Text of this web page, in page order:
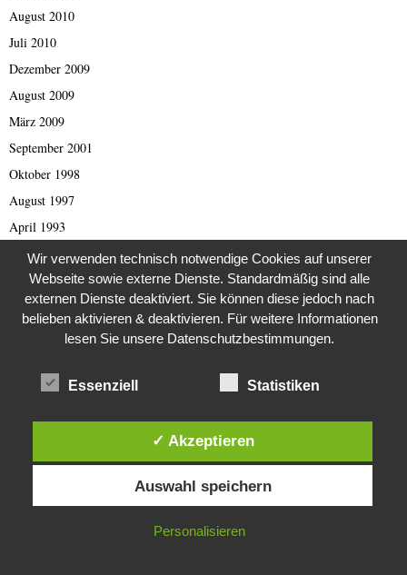
August 2010
Juli 2010
Dezember 2009
August 2009
März 2009
September 2001
Oktober 1998
August 1997
April 1993
Februar 1993
September 1989
Juli 1988
August 1984
Dezember 1981
Diese Website verwendet Cookies. Durch die weitere Nutzung dieser
Website stimmst du der Verwendung von Cookies zu.
IN ORDNUNG
Wir verwenden technisch notwendige Cookies auf unserer
Webseite sowie externe Dienste. Standardmäßig sind alle
externen Dienste deaktiviert. Sie können diese jedoch nach
belieben aktivieren & deaktivieren. Für weitere Informationen
lesen Sie unsere Datenschutzbestimmungen.
Essenziell Statistiken
✓ Akzeptieren
Auswahl speichern
Personalisieren